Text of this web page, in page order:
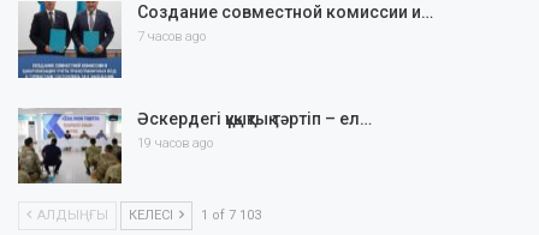
Создание совместной комиссии и…
7 часов ago
Әскердегі құқықтық тәртіп – ел…
19 часов ago
АЛДЫҢҒЫ КЕЛЕСІ 1 of 7 103